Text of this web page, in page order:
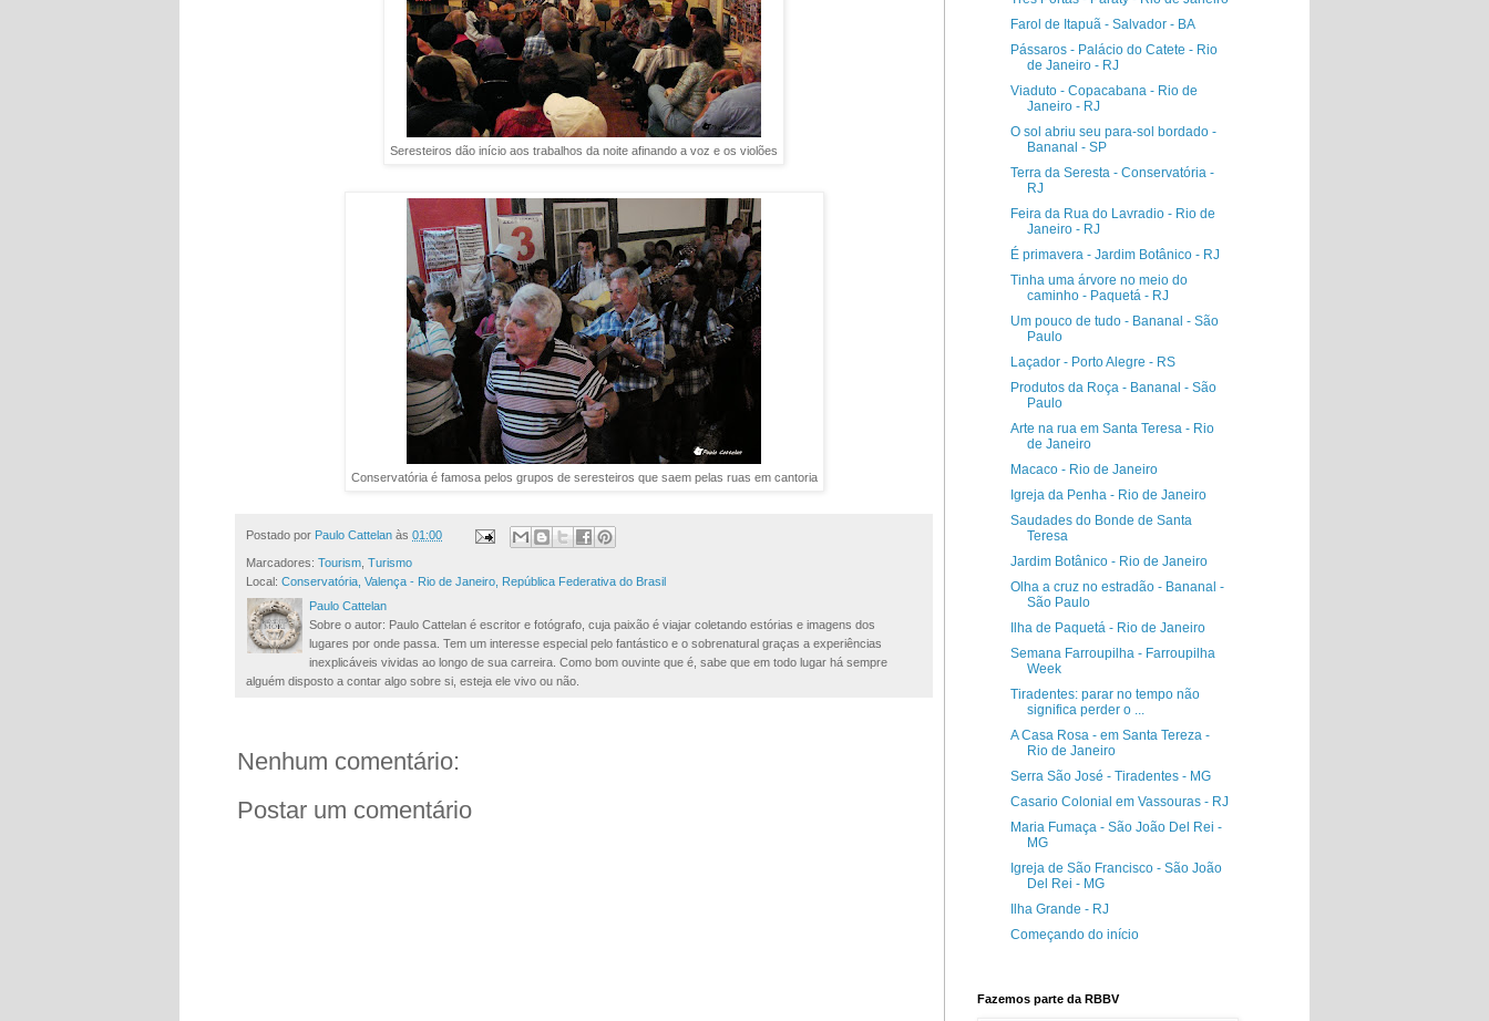
Seresteiros dão início aos trabalhos da noite afinando a voz e os violões
Conservatória é famosa pelos grupos de seresteiros que saem pelas ruas em cantoria
Postado por Paulo Cattelan às 01:00
Marcadores: Tourism Turismo
Local: Conservatória, Valença - Rio de Janeiro, República Federativa do Brasil
Paulo Cattelan
Sobre o autor: Paulo Cattelan é escritor e fotógrafo, cuja paixão é viajar coletando estórias e imagens dos
lugares por onde passa. Tem um interesse especial pelo fantástico e o sobrenatural graças a experiências
inexplicáveis vividas ao longo de sua carreira. Como bom ouvinte que é, sabe que em todo lugar há sempre
alguém disposto a contar algo sobre si, esteja ele vivo ou não.
Nenhum comentário:
Postar um comentário
Farol de Itapuã - Salvador - BA
Pássaros - Palácio do Catete - Rio
de Janeiro - RJ
Viaduto - Copacabana - Rio de
Janeiro - RJ
O sol abriu seu para-sol bordado -
Bananal - SP
Terra da Seresta - Conservatória -
RJ
Feira da Rua do Lavradio - Rio de
Janeiro - RJ
É primavera - Jardim Botânico - RJ
Tinha uma árvore no meio do
caminho - Paquetá - RJ
Um pouco de tudo - Bananal - São
Paulo
Laçador - Porto Alegre - RS
Produtos da Roça - Bananal - São
Paulo
Arte na rua em Santa Teresa - Rio
de Janeiro
Macaco - Rio de Janeiro
Igreja da Penha - Rio de Janeiro
Saudades do Bonde de Santa
Teresa
Jardim Botânico - Rio de Janeiro
Olha a cruz no estradão - Bananal -
São Paulo
Ilha de Paquetá - Rio de Janeiro
Semana Farroupilha - Farroupilha
Week
Tiradentes: parar no tempo não
significa perder o ...
A Casa Rosa - em Santa Tereza -
Rio de Janeiro
Serra São José - Tiradentes - MG
Casario Colonial em Vassouras - RJ
Maria Fumaça - São João Del Rei -
MG
Igreja de São Francisco - São João
Del Rei - MG
Ilha Grande - RJ
Começando do início
Fazemos parte da RBBV